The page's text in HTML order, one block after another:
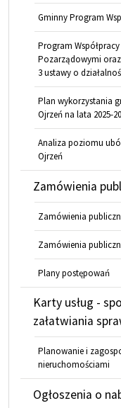
Gminny Program
Program
Pozarządowymi
3 ustawy o
Plan wykorzystania
Ojrzeń na lata 2025-
Analiza poziomu
Ojrzeń
Zamówienia
Zamówienia
Zamówienia
Plany postępowań
Karty usług -
załatwiania
Planowanie i
nieruchomościami
Ogłoszenia o